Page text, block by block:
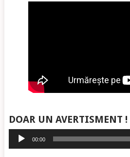
DOAR UN AVERTISMENT !
Player
audio
00:00